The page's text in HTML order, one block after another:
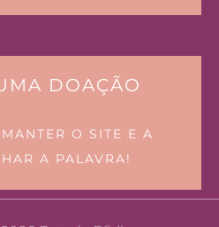
DOAÇÃO
O SITE E A
A PALAVRA!